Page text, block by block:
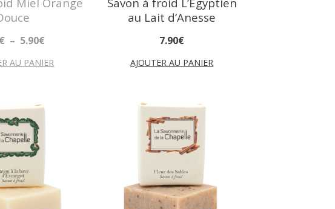
€ – 5.90€
AU PANIER
au Lait d’Anesse
7.90€
AJOUTER AU PANIER